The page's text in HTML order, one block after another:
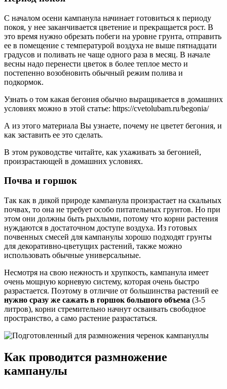
С началом осени кампанула начинает готовиться к периоду
покоя, у нее заканчивается цветение и прекращается рост. В
это время нужно обрезать побеги на уровне грунта, отправить
ее в помещение с температурой воздуха не выше пятнадцати
градусов и поливать не чаще одного раза в месяц. В начале
весны надо перенести цветок в более теплое место и
постепенно возобновить обычный режим полива и
подкормок.
Узнать о том какая бегония обычно выращивается в домашних
условиях можно в этой статье: https://cvetolubam.ru/begonia/
А из этого материала Вы узнаете, почему не цветет бегония, и
как заставить ее это сделать.
В этом руководстве читайте, как ухаживать за бегонией,
произрастающей в домашних условиях.
Почва и горшок
Так как в дикой природе кампанула произрастает на скальных
почвах, то она не требует особо питательных грунтов. Но при
этом они должны быть рыхлыми, потому что корни растения
нуждаются в достаточном доступе воздуха. Из готовых
почвенных смесей для кампанулы хорошо подходят грунты
для декоративно-цветущих растений, также можно
использовать обычные универсальные.
Несмотря на свою нежность и хрупкость, кампанула имеет
очень мощную корневую систему, которая очень быстро
разрастается. Поэтому в отличие от большинства растений ее
нужно сразу же сажать в горшок большого объема (3-5
литров), корни стремительно начнут осваивать свободное
пространство, а само растение разрастаться.
Как проводится размножение
кампанулы